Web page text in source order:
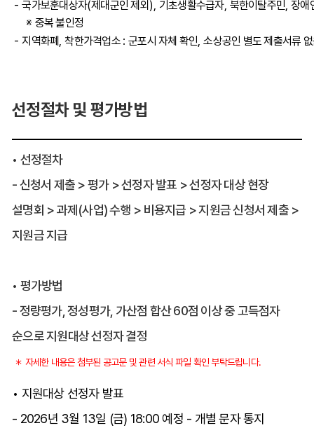
-국가보훈대상자(제대군인 제외 ), 기초생활수급자, 북한이탈주민,장애
※ 중복 불인정
-지역화폐 ,착한가격업소 :군포시 자체 확인,소상공인 별도 제출서류
선정절차 및 평가방법
• 선정절차
- 신청서 제출 > 평가 > 선정자 발표 > 선정자 대상 현장
설명회 > 과제(사업) 수행 > 비용지급 > 지원금 신청서 제출 >
지원금 지급
• 평가방법
- 정량평가, 정성평가, 가산점 합산 60점 이상 중 고득점자
순으로 지원대상 선정자 결정
＊ 자세한 내용은 첨부된 공고문 및 관련 서식 파일 확인 부탁드립니다.
• 지원대상 선정자 발표
- 2026년 3월 13일 (금) 18:00 예정 - 개별 문자 통지